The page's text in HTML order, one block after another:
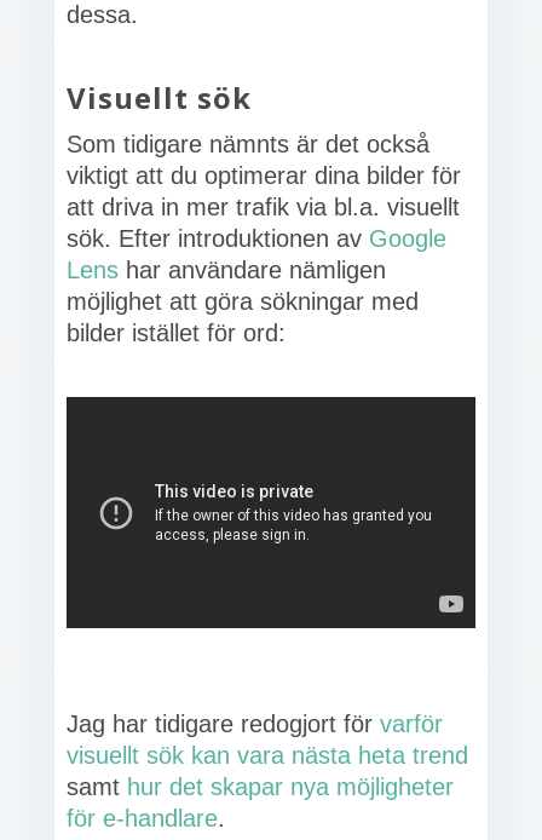
dessa.
Visuellt sök
Som tidigare nämnts är det också
viktigt att du optimerar dina bilder för
att driva in mer trafik via bl.a. visuellt
sök. Efter introduktionen av Google
Lenshar användare nämligen
möjlighet att göra sökningar med
bilder istället för ord:
Jag har tidigare redogjort för varför
visuellt sök kan vara nästa heta trend
samt hur det skapar nya möjligheter
för e-handlare.